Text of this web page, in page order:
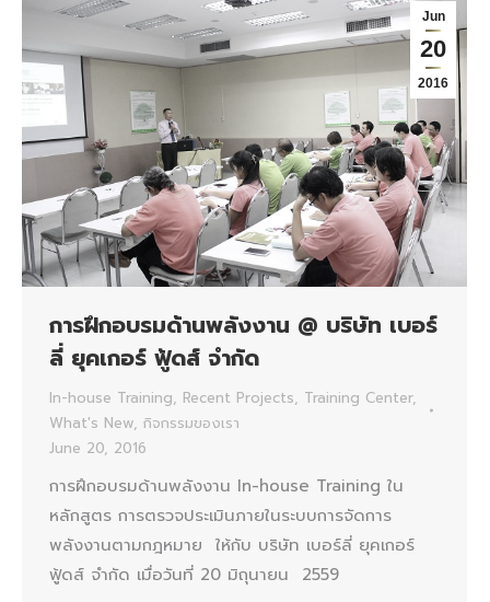
Jun
20
2016
การฝึกอบรมด้านพลังงาน @ บริษัท เบอร์
ลี่ ยุคเกอร์ ฟู้ดส์ จำกัด
In-house Training, Recent Projects, Training Center,
What's New, กิจกรรมของเรา
June 20, 2016
การฝึกอบรมด้านพลังงาน In-house Training ใน
หลักสูตร การตรวจประเมินภายในระบบการจัดการ
พลังงานตามกฎหมาย ให้กับ บริษัท เบอร์ลี่ ยุคเกอร์
ฟู้ดส์ จำกัด เมื่อวันที่ 20 มิถุนายน 2559